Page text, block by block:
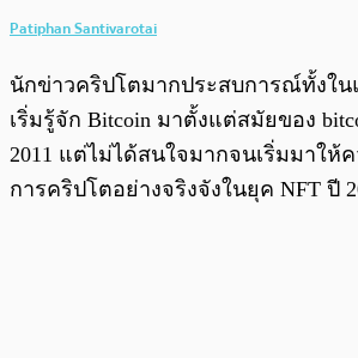
Patiphan Santivarotai
นักข่าวคริปโตมากประสบการณ์ทั้งใน
เริ่มรู้จัก Bitcoin มาตั้งแต่สมัยของ
2011 แต่ไม่ได้สนใจมากจนเริ่มมาให้
การคริปโตอย่างจริงจังในยุค NFT ปี